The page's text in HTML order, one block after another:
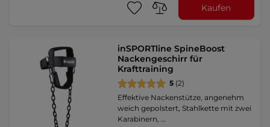
Kaufen
inSPORTline SpineBoost
Nackengeschirr für
Krafttraining
5 (2)
Effektive Nackenstütze, angenehm
weich gepolstert, Stahlkette mit zwei
Karabinern, …